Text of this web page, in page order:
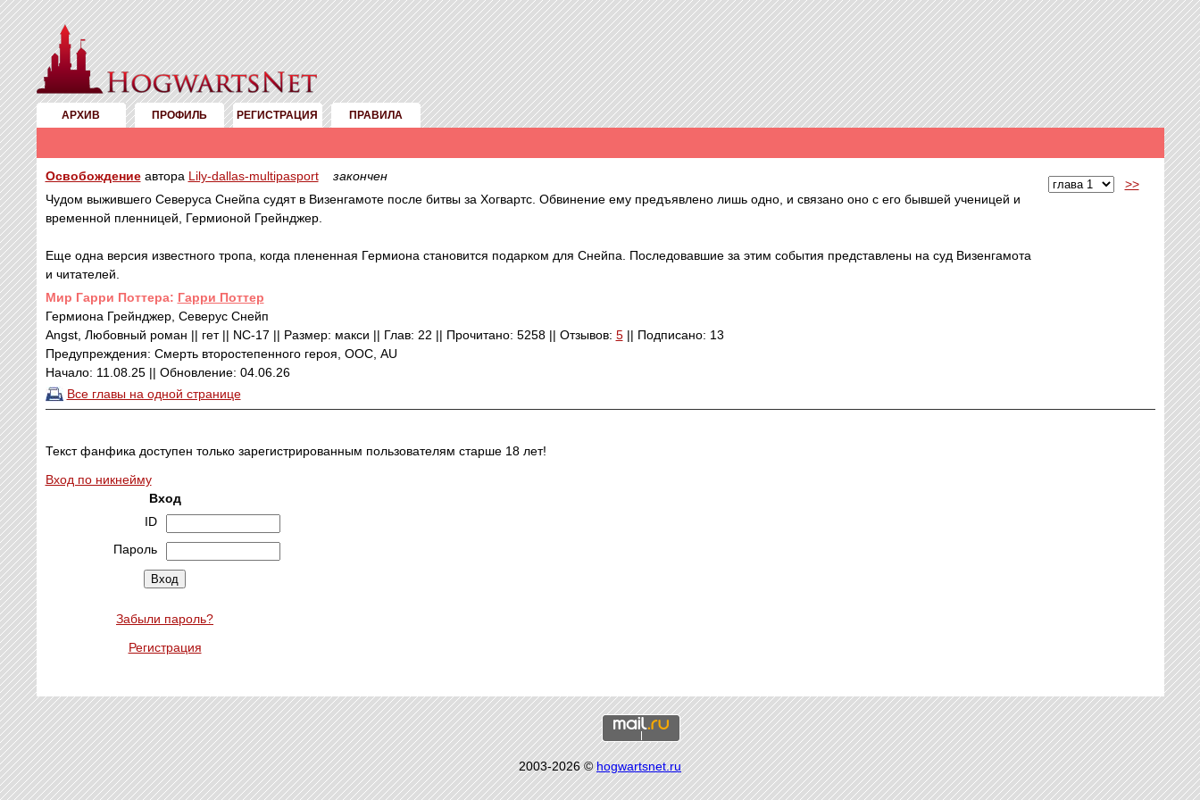
АРХИВ ПРОФИЛЬ РЕГИСТРАЦИЯ ПРАВИЛА
Освобождениеавтора Lily-dallas-multipasport
закончен
Чудом выжившего Северуса Снейпа судят в Визенгамоте после битвы за Хогвартс. Обвинение ему предъявлено лишь одно, и связано оно с его бывшей ученицей и
временной пленницей, Гермионой Грейнджер.
Еще одна версия известного тропа, когда плененная Гермиона становится подарком для Снейпа. Последовавшие за этим события представлены на суд Визенгамота
и читателей.
Mир Гарри Поттера: Гарри Поттер
Гермиона Грейнджер, Северус Снейп
Angst, Любовный роман || гет || NC-17 || Размер: макси || Глав: 22 || Прочитано: 5258 || Отзывов: 5|| Подписано: 13
Предупреждения: Смерть второстепенного героя, ООС, AU
Начало: 11.08.25 || Обновление: 04.06.26
Все главы на одной странице
>>
Текст фанфика доступен только зарегистрированным пользователям старше 18 лет!
Вход по никнейму
Вход
ID
Пароль
Забыли пароль?
Регистрация
2003-2026 ©hogwartsnet.ru